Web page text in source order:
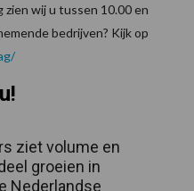
zien wij u tussen 10.00 en
bedrijven? Kijk op
ziet volume en
groeien in
Nederlandse